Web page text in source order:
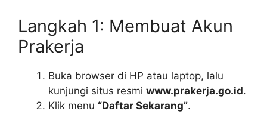
Langkah 1: Membuat Akun
Prakerja
Buka browser di HP atau laptop, lalu
kunjungi situs resmi www.prakerja.go.id.
Klik menu “Daftar Sekarang”.